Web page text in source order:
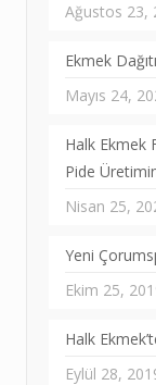
Ağustos 23,
Ekmek
Mayıs 24,
Halk Ekmek
Pide
Nisan 25,
Yeni
Ekim 25,
Halk
Eylül 28,